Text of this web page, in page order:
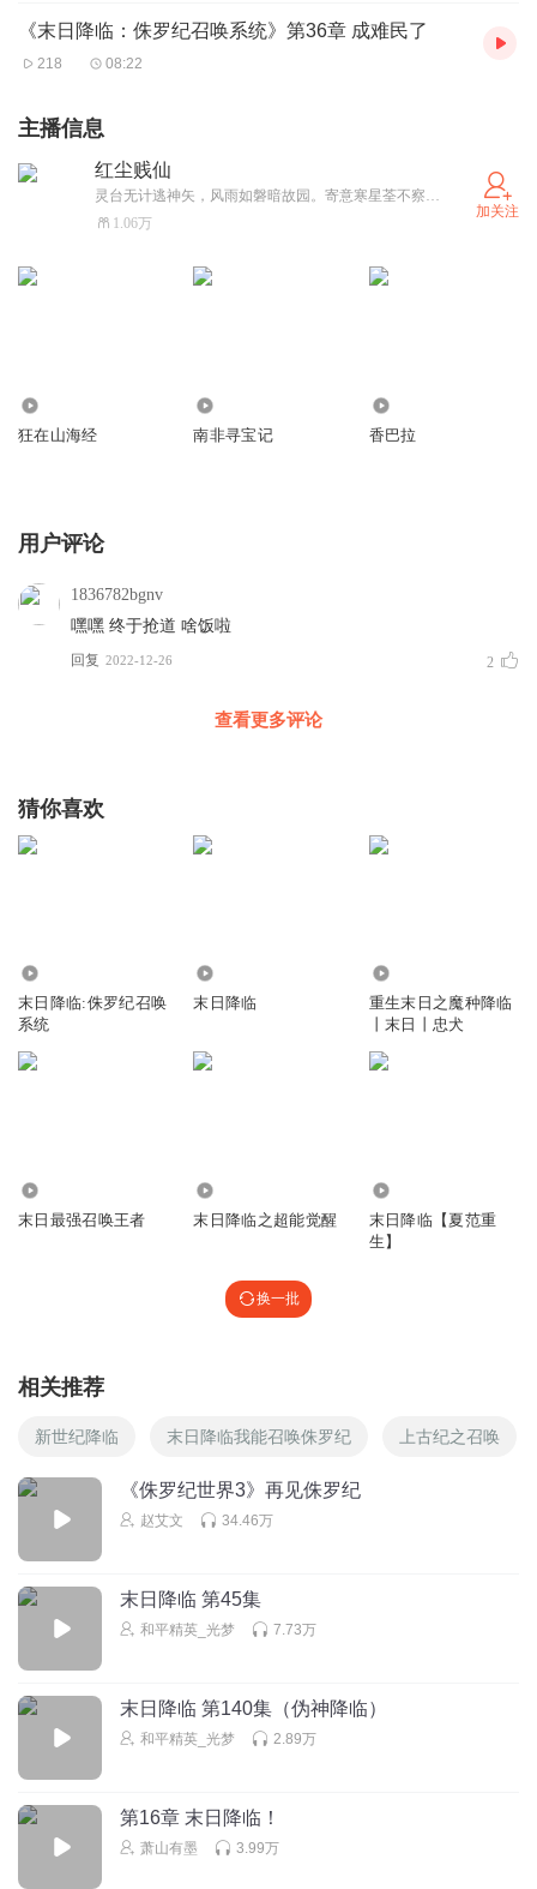
《末日降临：侏罗纪召唤系统》第36章 成难民了
218 08:22
主播信息
红尘贱仙
灵台无计逃神矢，风雨如磐暗故园。寄意寒星荃不察，我以我血荐轩辕。
1.06万
加关注
狂在山海经 南非寻宝记 香巴拉
用户评论
1836782bgnv
嘿嘿 终于抢道 啥饭啦
回复 2022-12-26 2
查看更多评论
猜你喜欢
末日降临:侏罗纪召唤
系统
末日降临
重生末日之魔种降临
丨末日丨忠犬
末日最强召唤王者 末日降临之超能觉醒
末日降临【夏范重
生】
换一批
相关推荐
新世纪降临 末日降临我能召唤侏罗纪 上古纪之召唤
《侏罗纪世界3》再见侏罗纪
赵艾文 34.46万
末日降临 第45集
和平精英_光梦 7.73万
末日降临 第140集（伪神降临）
和平精英_光梦 2.89万
第16章 末日降临！
萧山有墨 3.99万